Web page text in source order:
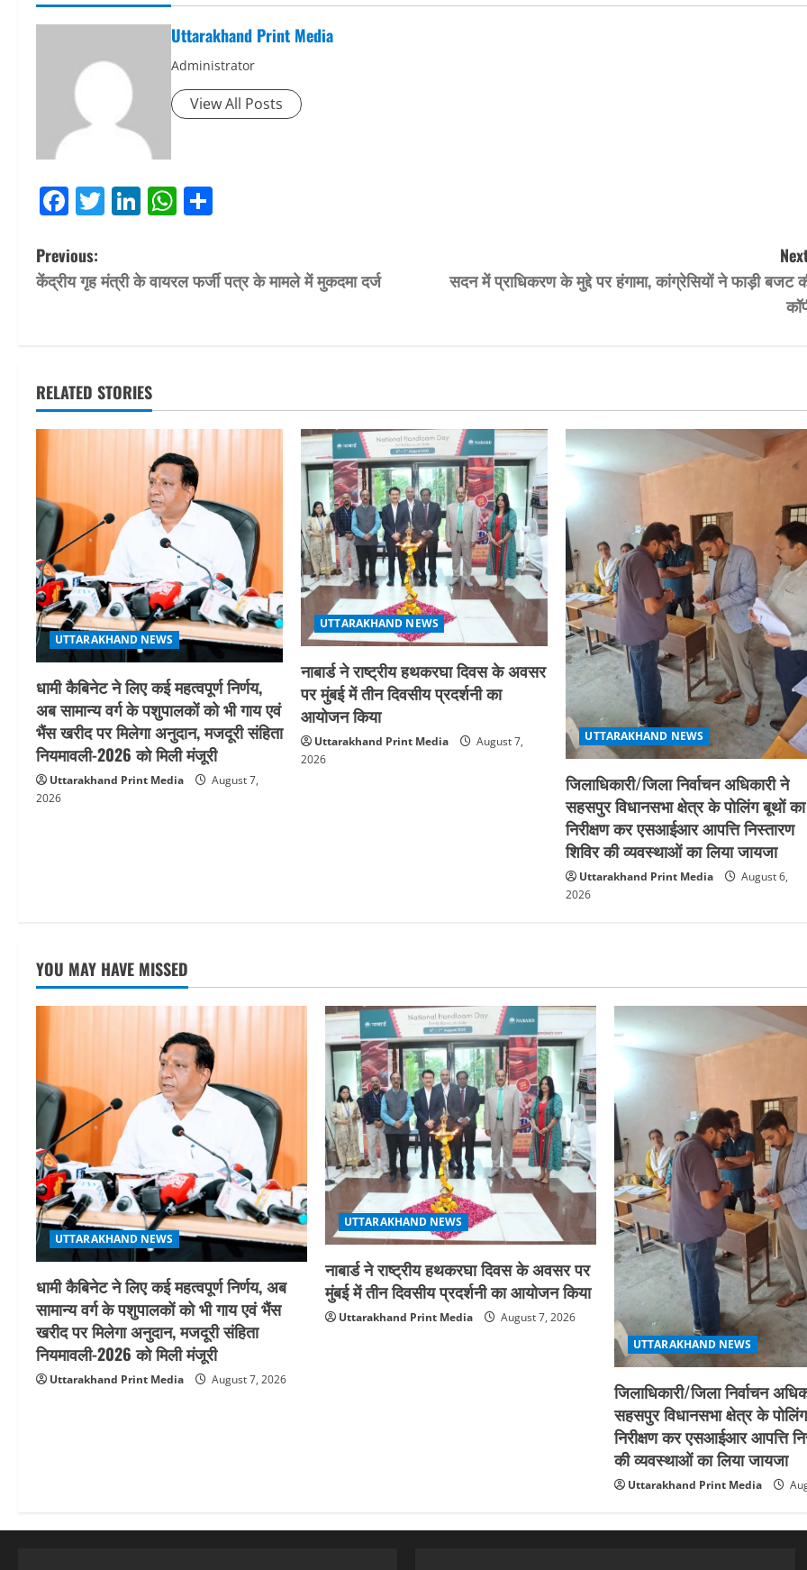
Uttarakhand Print Media
Administrator
View All Posts
Facebook
Twitter
LinkedIn
WhatsApp
P
o
n
v
i
g
a
t
i
o
n
Previous:
केंद्रीय गृह मंत्री के वायरल फर्जी पत्र के मामले में मुकदमा दर्ज
सदन में प्राधिकरण के मुद्दे पर हंगामा, कांग्रेसियों ने फाड़ी बजट
RELATED STORIES
UTTARAKHAND NEWS
धामी कैबिनेट ने लिए कई महत्वपूर्ण निर्णय,
अब सामान्य वर्ग के पशुपालकों को भी गाय एवं
भैंस खरीद पर मिलेगा अनुदान, मजदूरी संहिता
नियमावली-2026 को मिली मंजूरी
Uttarakhand Print Media
August 7,
2026
UTTARAKHAND NEWS
नाबार्ड ने राष्ट्रीय हथकरघा दिवस के अवसर
पर मुंबई में तीन दिवसीय प्रदर्शनी का
आयोजन किया
Uttarakhand Print Media
August 7,
2026
UTTARAKHAND NEWS
जिलाधिकारी/जिला निर्वाचन अधिकारी ने
सहसपुर विधानसभा क्षेत्र के पोलिंग बूथों का
निरीक्षण कर एसआईआर आपत्ति निस्तारण
शिविर की व्यवस्थाओं का लिया जायजा
Uttarakhand Print Media
August 6,
2026
YOU MAY HAVE MISSED
UTTARAKHAND NEWS
धामी कैबिनेट ने लिए कई महत्वपूर्ण निर्णय, अब
सामान्य वर्ग के पशुपालकों को भी गाय एवं भैंस
खरीद पर मिलेगा अनुदान, मजदूरी संहिता
नियमावली-2026 को मिली मंजूरी
Uttarakhand Print Media August 7, 2026
UTTARAKHAND NEWS
नाबार्ड ने राष्ट्रीय हथकरघा दिवस के अवसर पर
मुंबई में तीन दिवसीय प्रदर्शनी का आयोजन किया
Uttarakhand Print Media
August 7, 2026
UTTARAKHAND NEWS
जिलाधिकारी/जिला निर्वाचन
सहसपुर विधानसभा क्षेत्र के
निरीक्षण कर एसआईआर आपत्ति
की व्यवस्थाओं का लिया जायजा
Uttarakhand Print Media